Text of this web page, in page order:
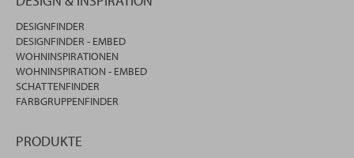
DESIGNFINDER
DESIGNFINDER - EMBED
WOHNINSPIRATIONEN
WOHNINSPIRATION - EMBED
SCHATTENFINDER
FARBGRUPPENFINDER
PRODUKTE